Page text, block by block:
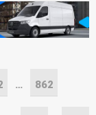
… 862